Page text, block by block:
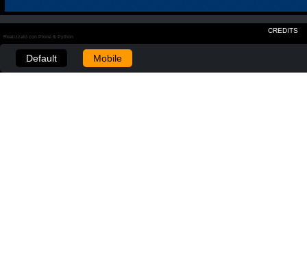
CREDITS
Realizzato con Plone & Python
Default Mobile